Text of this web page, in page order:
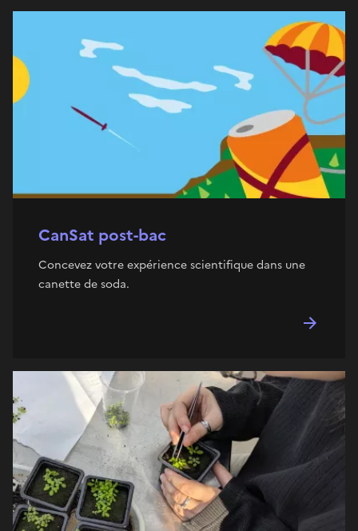
CanSat post-bac
Concevez votre expérience scientifique dans une
canette de soda.